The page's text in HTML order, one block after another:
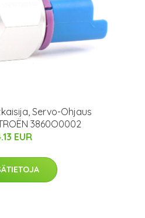
Servo-Ohjaus
3860O0002
EUR